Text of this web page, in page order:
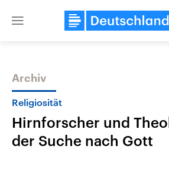
Close
Themen
Archiv
Religiosität
Hirnforscher und
der Suche nach Gott